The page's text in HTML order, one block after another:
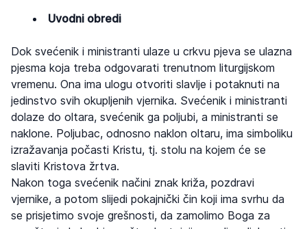
Uvodni obredi
Dok svećenik i ministranti ulaze u crkvu pjeva se ulazna
pjesma koja treba odgovarati trenutnom liturgijskom
vremenu. Ona ima ulogu otvoriti slavlje i potaknuti na
jedinstvo svih okupljenih vjernika. Svećenik i ministranti
dolaze do oltara, svećenik ga poljubi, a ministranti se
naklone. Poljubac, odnosno naklon oltaru, ima simboliku
izražavanja počasti Kristu, tj. stolu na kojem će se
slaviti Kristova žrtva.
Nakon toga svećenik načini znak križa, pozdravi
vjernike, a potom slijedi pokajnički čin koji ima svrhu da
se prisjetimo svoje grešnosti, da zamolimo Boga za